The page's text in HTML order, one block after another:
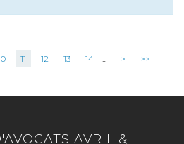
11 12 13 14 ... > >>
AVRIL &